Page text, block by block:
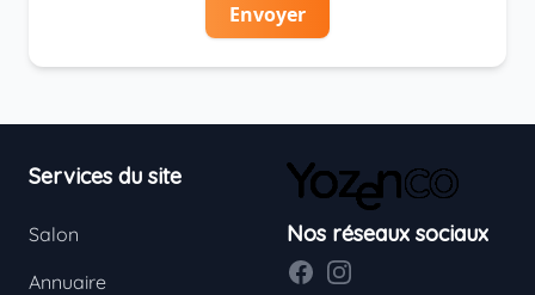
Envoyer
Services du site
Salon
Annuaire
Nos réseaux sociaux
FacebookInstagram